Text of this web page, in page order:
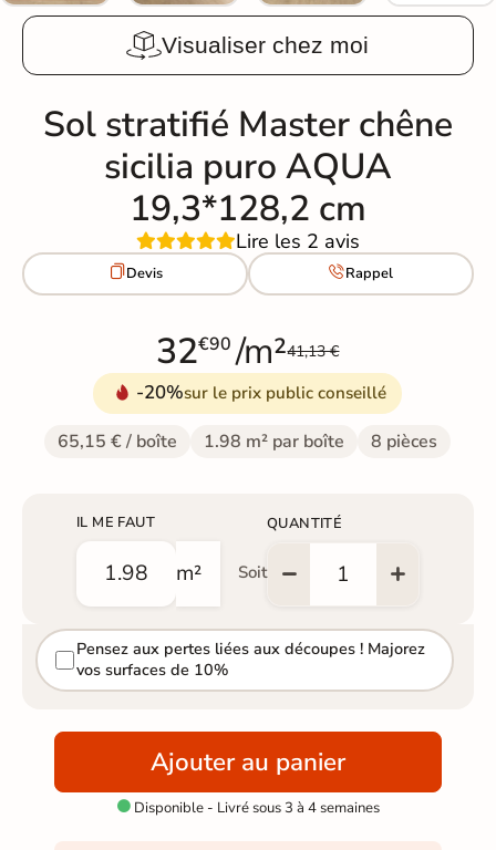
Visualiser chez moi
Sol stratifié Master chêne
sicilia puro AQUA
19,3*128,2 cm
Lire les 2 avis
Devis Rappel
32€90 /m²41,13 €
-20%sur le prix public conseillé
65,15 € / boîte 1.98 m² par boîte 8 pièces
IL ME FAUT
m² Soit
QUANTITÉ
Pensez aux pertes liées aux découpes ! Majorez
vos surfaces de 10%
Ajouter au panier
Disponible - Livré sous 3 à 4 semaines